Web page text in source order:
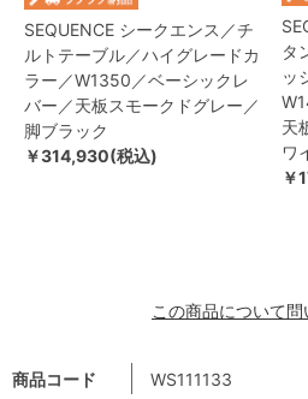
商品コード
WS111133
SEQUENCE シークエンス／チ
ルトテーブル／ハイグレードカ
ラー／W1350／ベーシックレ
バー／天板スモークドグレー／
脚ブラック
￥314,930(税込)
タ
ッ
天
ワ
￥
この商品について問